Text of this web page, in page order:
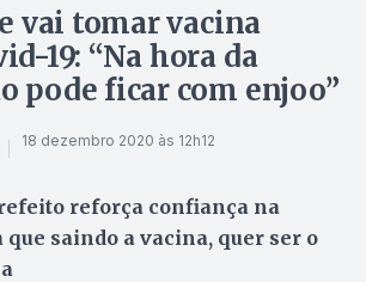
vai tomar vacina
19: “Na hora da
pode ficar com enjoo”
18 dezembro 2020 às 12h12
reforça confiança na
que saindo a vacina, quer ser o